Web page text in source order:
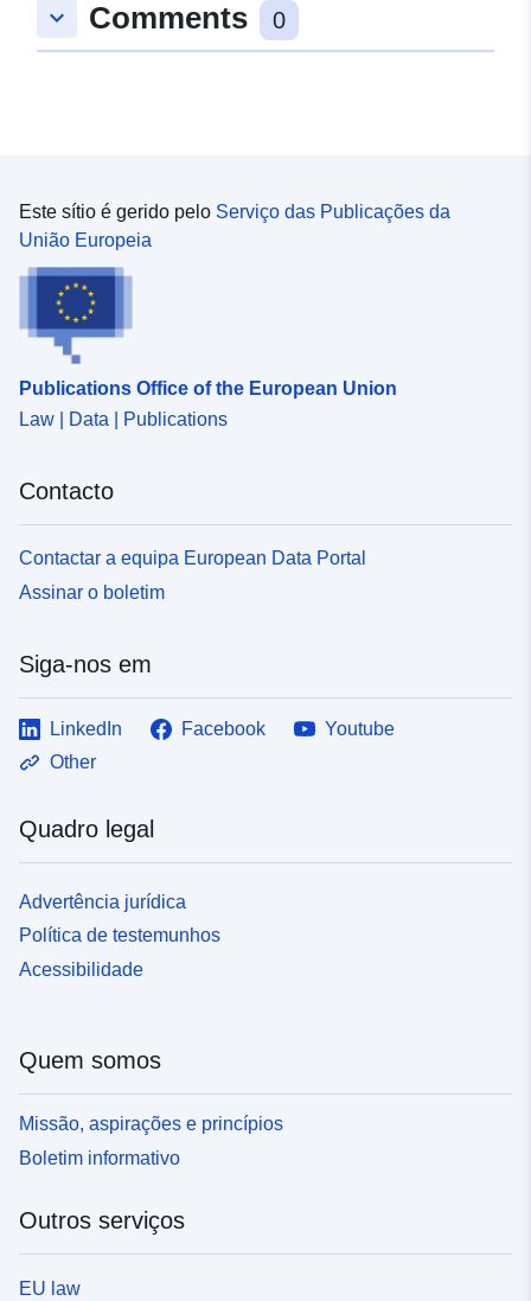
keyboard_arrow_down Comments 0
Este sítio é gerido pelo Serviço das Publicações da
União Europeia
Publications Office of the European Union
Law | Data | Publications
Contacto
Contactar a equipa European Data Portal
Assinar o boletim
Siga-nos em
LinkedIn Facebook
Youtube
Other
Quadro legal
Advertência jurídica
Política de testemunhos
Acessibilidade
Quem somos
Missão, aspirações e princípios
Boletim informativo
Outros serviços
EU law